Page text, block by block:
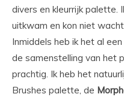
divers en kleurrijk palette.
uitkwam en kon niet
Inmiddels heb ik het al
de samenstelling van het
prachtig. Ik heb het
Brushes palette, de